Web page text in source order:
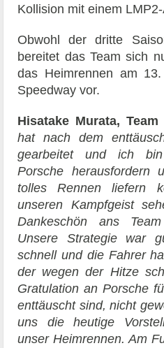
Kollision mit einem
Obwohl der dritte
bereitet das Team sich
das Heimrennen am
Speedway vor.
Hisatake Murata, Team
hat nach dem
gearbeitet und ich
Porsche herausfordern
tolles Rennen liefern
unseren Kampfgeist
Dankeschön ans
Unsere Strategie war
schnell und die Fahrer
der wegen der Hitze
Gratulation an Porsche
enttäuscht sind, nicht
uns die heutige
unser Heimrennen. Am